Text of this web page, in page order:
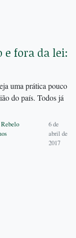
e fora da lei:
uma prática pouco
do país. Todos já
6 de
abril de
2017